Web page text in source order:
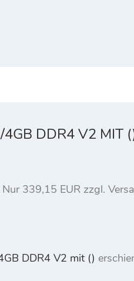
DDR4 V2 MIT
339,15 EUR zzgl.
DDR4 V2 mit ()